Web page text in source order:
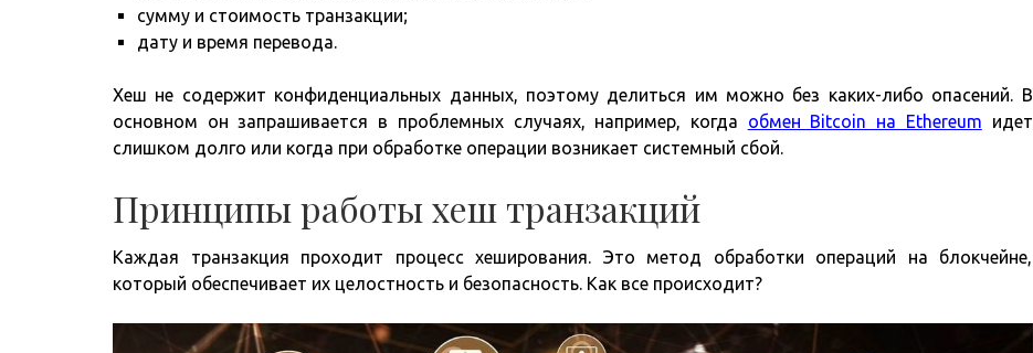
сумму и стоимость транзакции;
дату и время перевода.
Хеш не содержит конфиденциальных данных, поэтому делиться им можно без каких-либо опасений. В
основном он запрашивается в проблемных случаях, например, когда обмен Bitcoin на Ethereum идет
слишком долго или когда при обработке операции возникает системный сбой.
Принципы работы хеш транзакций
Каждая транзакция проходит процесс хеширования. Это метод обработки операций на блокчейне,
который обеспечивает их целостность и безопасность. Как все происходит?